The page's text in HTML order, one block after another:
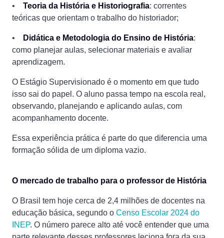
• Teoria da História e Historiografia: correntes
teóricas que orientam o trabalho do historiador;
• Didática e Metodologia do Ensino de História:
como planejar aulas, selecionar materiais e avaliar
aprendizagem.
O Estágio Supervisionado é o momento em que tudo
isso sai do papel. O aluno passa tempo na escola real,
observando, planejando e aplicando aulas, com
acompanhamento docente.
Essa experiência prática é parte do que diferencia uma
formação sólida de um diploma vazio.
O mercado de trabalho para o professor de História
O Brasil tem hoje cerca de 2,4 milhões de docentes na
educação básica, segundo o Censo Escolar 2024 do
INEP. O número parece alto até você entender que uma